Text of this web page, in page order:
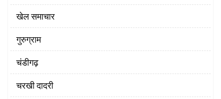
खेल समाचार
गुरुग्राम
चंडीगढ़
चरखी दादरी